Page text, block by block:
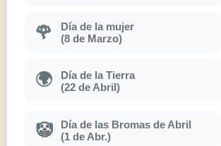
🌹
Día de la mujer
(8 de Marzo)
🌍
Día de la Tierra
(22 de Abril)
🤡
Día de las Bromas de Abril
(1 de Abr.)